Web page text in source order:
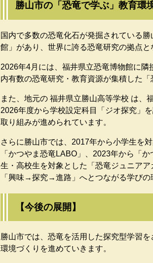
勝山市の「恐竜で学ぶ」教育環
国内で多数の恐竜化石が発掘されている
館」があり、世界に誇る恐竜研究の拠点と
2026年4月には、福井県立恐竜博物館に
内有数の恐竜研究・教育資源が集積した
また、地元の 福井県立勝山高等学校 は、
2026年度から学校設定科目「ジオ探究」
取り組みが進められています。
さらに勝山市では、2017年から小学生を
「かつやま恐竜LABO」、2023年から「
生・高校生を対象とした「恐竜ジュニア
「興味→探究→進路」へとつながる学びの
【今後の展開】
勝山市では、恐竜を活用した探究型学習
環境づくりを進めていきます。